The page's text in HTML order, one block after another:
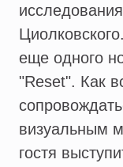
еще одного
"Reset". Как
визуальным
гостя